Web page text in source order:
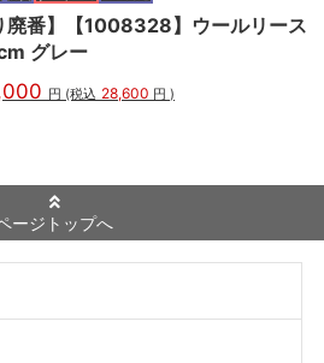
廃番】【1008328】ウールリース
グレー
円 (税込 28,600 円 )
ージトップへ